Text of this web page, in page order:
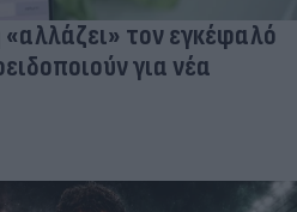
τον εγκέφαλό
για νέα